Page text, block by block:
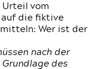
Urteil vom
auf die fiktive
Wer ist der
nach der
des